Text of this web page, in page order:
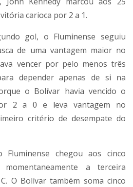
carioca por 2 a 1.
gol, o Fluminense seguiu
de uma vantagem maior no
vencer por pelo menos três
depender apenas de si na
o Bolívar havia vencido o
2 a 0 e leva vantagem no
critério de desempate do
chegou aos cinco
a terceira
O Bolívar também soma cinco